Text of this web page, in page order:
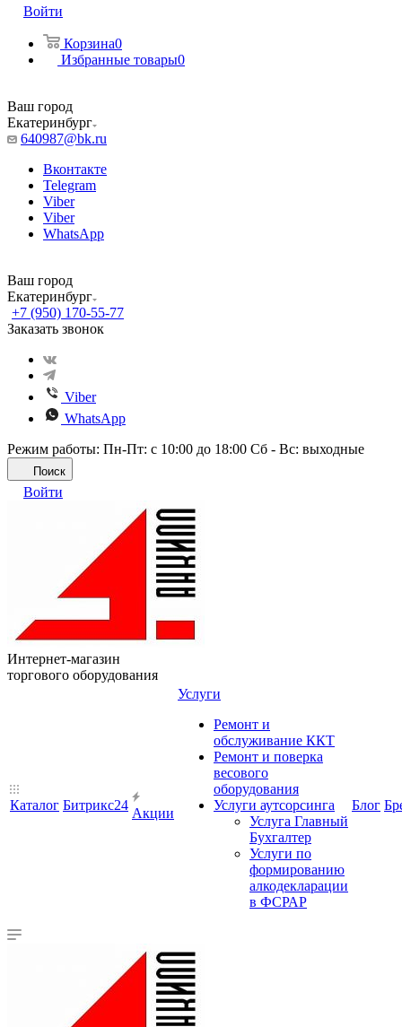
Войти
Корзина0
Избранные товары0
Ваш город
Екатеринбург
640987@bk.ru
Вконтакте
Telegram
Viber
Viber
WhatsApp
Ваш город
Екатеринбург
+7 (950) 170-55-77
Заказать звонок
Viber
WhatsApp
Режим работы: Пн-Пт: с 10:00 до 18:00 Сб - Вс: выходные
Поиск
Войти
Интернет-магазин
торгового оборудования
Каталог Битрикс24
Акции
Услуги
Ремонт и
обслуживание ККТ
Ремонт и поверка
весового
оборудования
Услуги аутсорсинга
Услуга Главный
Бухгалтер
Услуги по
формированию
алкодекларации
в ФСРАР
Блог